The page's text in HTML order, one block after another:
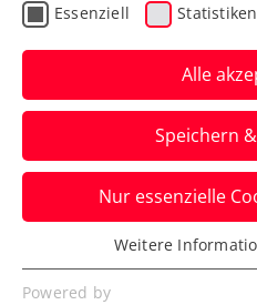
Erste Bank
bekommen
Achtelfinal-
Thiem –
Für Dennis Novak ist
in der ersten Runde
lange Zeit guter
Essenziell Statistiken
Alle
Speichern
Nur essenzielle
Essenziell
Essenzielle Cookies werden
Weitere
Powered by